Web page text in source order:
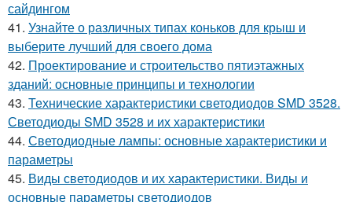
сайдингом
41. Узнайте о различных типах коньков для крыш и
выберите лучший для своего дома
42. Проектирование и строительство пятиэтажных
зданий: основные принципы и технологии
43. Технические характеристики светодиодов SMD 3528.
Светодиоды SMD 3528 и их характеристики
44. Светодиодные лампы: основные характеристики и
параметры
45. Виды светодиодов и их характеристики. Виды и
основные параметры светодиодов